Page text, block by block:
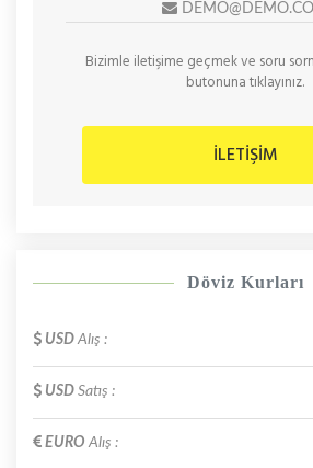
Bizimle iletişime geçmek ve soru
butonuna tıklayınız.
İLETİŞİM
Döviz Kurları
USDAlış :
USD Satış :
EUROAlış :